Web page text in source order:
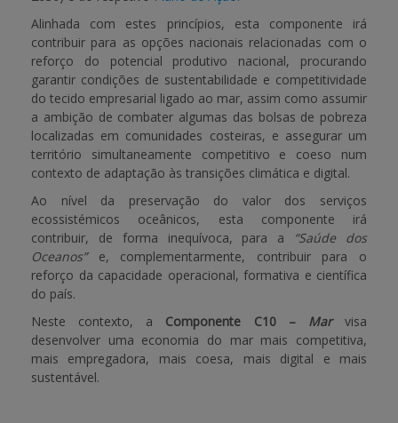
Alinhada com estes princípios, esta componente irá
contribuir para as opções nacionais relacionadas com o
reforço do potencial produtivo nacional, procurando
garantir condições de sustentabilidade e competitividade
do tecido empresarial ligado ao mar, assim como assumir
a ambição de combater algumas das bolsas de pobreza
localizadas em comunidades costeiras, e assegurar um
território simultaneamente competitivo e coeso num
contexto de adaptação às transições climática e digital.
Ao nível da preservação do valor dos serviços
ecossistémicos oceânicos, esta componente irá
contribuir, de forma inequívoca, para a “Saúde dos
Oceanos”e, complementarmente, contribuir para o
reforço da capacidade operacional, formativa e científica
do país.
Neste contexto, a Componente C10 – Marvisa
desenvolver uma economia do mar mais competitiva,
mais empregadora, mais coesa, mais digital e mais
sustentável.